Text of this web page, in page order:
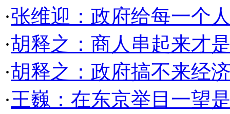
·张维迎：政府给每一个
·胡释之：商人串起来才
·胡释之：政府搞不来经
·王巍：在东京举目一望